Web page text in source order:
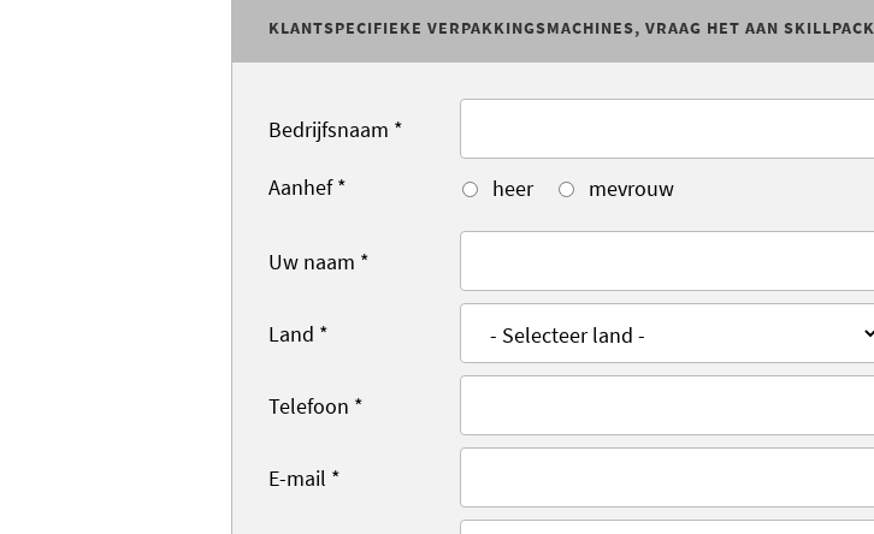
KLANTSPECIFIEKE VERPAKKINGSMACHINES, VRAAG HET AAN SKILLPACK
Bedrijfsnaam *
Aanhef* heer mevrouw
Uw naam *
Land *
Telefoon *
E-mail *